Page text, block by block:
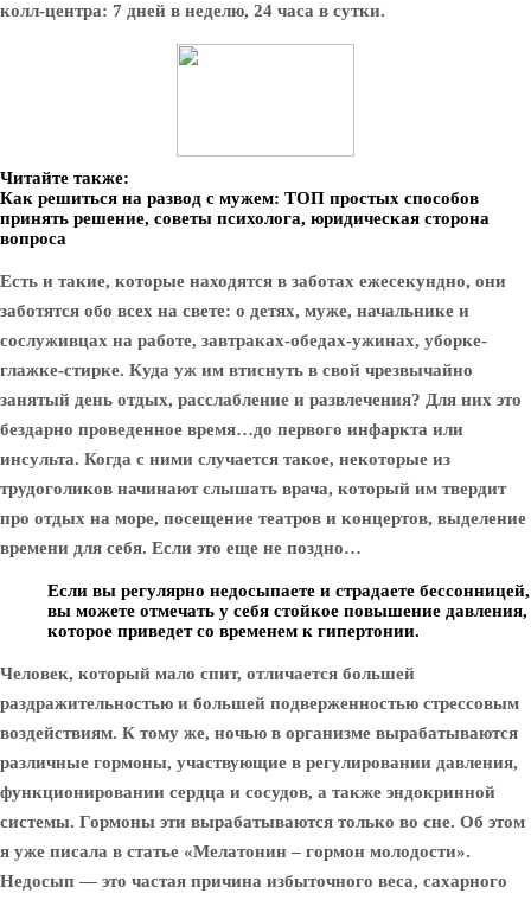
колл-центра: 7 дней в неделю, 24 часа в сутки.
Читайте также:
Как решиться на развод с мужем: ТОП простых способов
принять решение, советы психолога, юридическая сторона
вопроса
Есть и такие, которые находятся в заботах ежесекундно, они
заботятся обо всех на свете: о детях, муже, начальнике и
сослуживцах на работе, завтраках-обедах-ужинах, уборке-
глажке-стирке. Куда уж им втиснуть в свой чрезвычайно
занятый день отдых, расслабление и развлечения? Для них это
бездарно проведенное время…до первого инфаркта или
инсульта. Когда с ними случается такое, некоторые из
трудоголиков начинают слышать врача, который им твердит
про отдых на море, посещение театров и концертов, выделение
времени для себя. Если это еще не поздно…
Если вы регулярно недосыпаете и страдаете бессонницей,
вы можете отмечать у себя стойкое повышение давления,
которое приведет со временем к гипертонии.
Человек, который мало спит, отличается большей
раздражительностью и большей подверженностью стрессовым
воздействиям. К тому же, ночью в организме вырабатываются
различные гормоны, участвующие в регулировании давления,
функционировании сердца и сосудов, а также эндокринной
системы. Гормоны эти вырабатываются только во сне. Об этом
я уже писала в статье «Мелатонин – гормон молодости».
Недосып — это частая причина избыточного веса, сахарного